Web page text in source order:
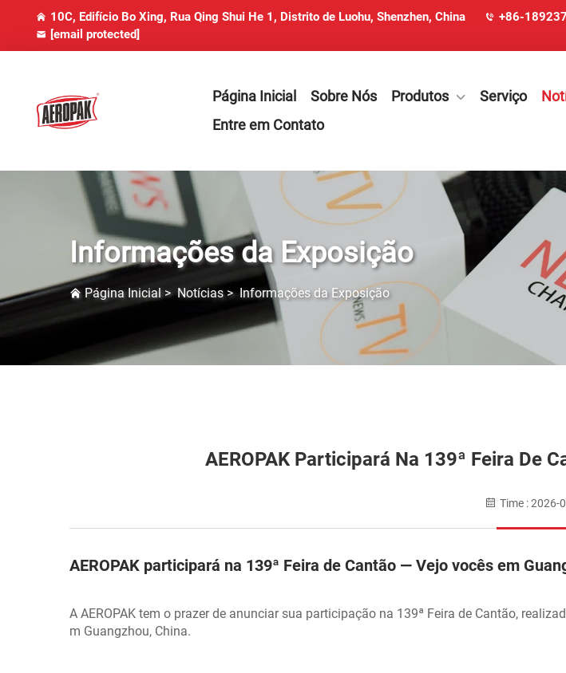
10C, Edifício Bo Xing, Rua Qing Shui He 1, Distrito de Luohu, Shenzhen, China
+86-
[email protected]
Página Inicial Sobre Nós Produtos Serviço
Entre em Contato
Informações da Exposição
Página Inicial >Notícias> Informações da Exposição
AEROPAK Participará Na 139ª Feira De
Time : 2026-
AEROPAK participará na 139ª Feira de Cantão — Vejo vocês em
A AEROPAK tem o prazer de anunciar sua participação na 139ª Feira de Cantão,
m Guangzhou, China.